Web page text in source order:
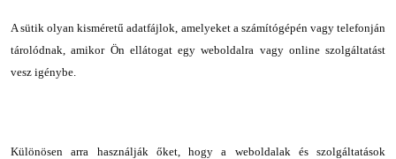
A sütik olyan kisméretű adatfájlok, amelyeket a számítógépén vagy telefonján
tárolódnak, amikor Ön ellátogat egy weboldalra vagy online szolgáltatást
vesz igénybe.
Különösen arra használják őket, hogy a weboldalak és szolgáltatások